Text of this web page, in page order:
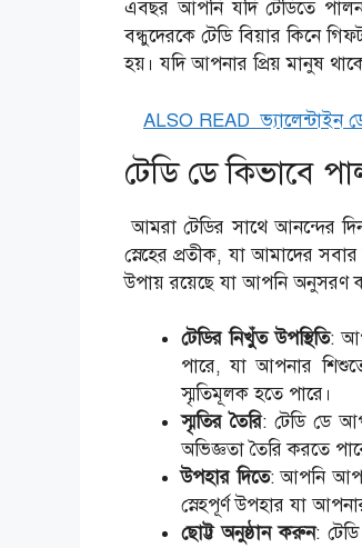
এবছর আপনি যদি টেডিতে
বন্ধুদেরকে টেডি বিয়ার কিনে
হয়। যদি আপনার প্রিয় মানুষ
ALSO READ ভ্যালেন্টাইন
টেডি ডে কিভাবে
আমরা টেডির সাথে আনন্দের
স্নেহের প্রতীক, যা আমাদের
উপায় রয়েছে যা আপনি অনুসরণ
টেডির নিখুঁত উপস্থিতি:
পারে, যা আপনার
স্মৃতিমূলক হতে পারে।
স্মৃতির তৈরি: টেডি ডে
অভিজ্ঞতা তৈরি করতে
উপহার দিতে: আপনি
স্নেহপূর্ণ উপহার যা
ছোট্ট অনুষ্ঠান করুন: